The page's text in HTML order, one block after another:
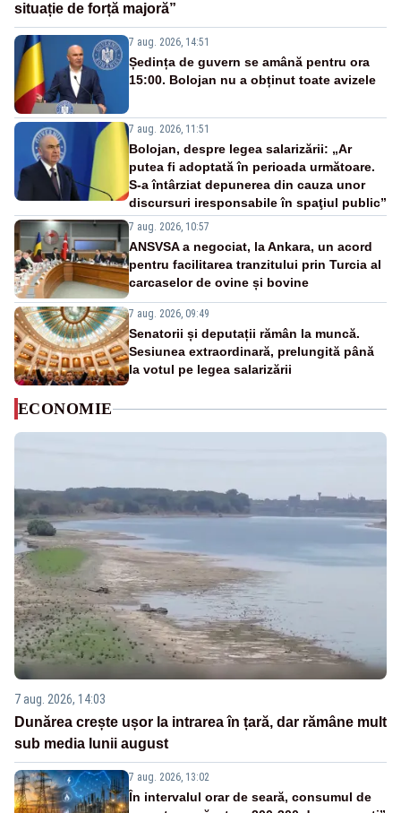
situație de forță majoră”
7 aug. 2026, 14:51
Ședința de guvern se amână pentru ora
15:00. Bolojan nu a obținut toate avizele
7 aug. 2026, 11:51
Bolojan, despre legea salarizării: „Ar
putea fi adoptată în perioada următoare.
S-a întârziat depunerea din cauza unor
discursuri iresponsabile în spaţiul public”
7 aug. 2026, 10:57
ANSVSA a negociat, la Ankara, un acord
pentru facilitarea tranzitului prin Turcia al
carcaselor de ovine și bovine
7 aug. 2026, 09:49
Senatorii și deputații rămân la muncă.
Sesiunea extraordinară, prelungită până
la votul pe legea salarizării
ECONOMIE
7 aug. 2026, 14:03
Dunărea crește ușor la intrarea în țară, dar rămâne mult
sub media lunii august
7 aug. 2026, 13:02
În intervalul orar de seară, consumul de